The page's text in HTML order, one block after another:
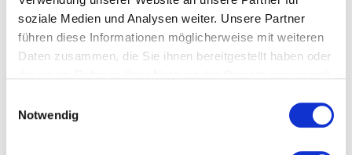
soziale Medien und Analysen weiter. Unsere Partner
führen diese Informationen möglicherweise mit weiteren
Daten zusammen, die Sie ihnen bereitgestellt haben oder
Notwendig
Veranstaltet von